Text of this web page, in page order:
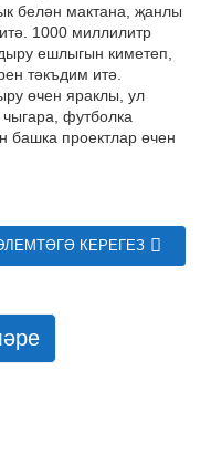
белән мактана, җанлы
1000 миллилитр
ешлыгын киметеп,
тәкъдим итә.
өчен яраклы, ул
футболка
башка проектлар өчен
КЕРЕГЕЗ